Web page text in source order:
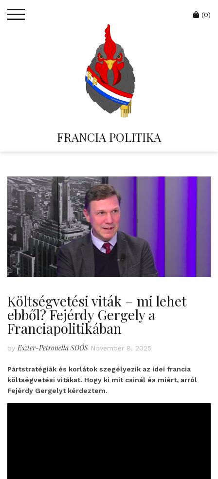
FRANCIA POLITIKA
Cart
(0)
Költségvetési viták – mi lehet
ebből? Fejérdy Gergely a
Franciapolitikában
by Eszter-Petronella SOÓS November 8, 2025
Pártstratégiák és korlátok szegélyezik az idei francia
költségvetési vitákat. Hogy ki mit csinál és miért, arról
Fejérdy Gergelyt kérdeztem.